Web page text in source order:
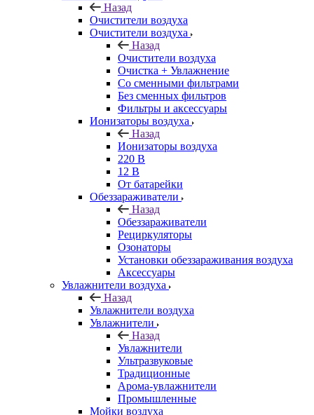
Назад
Очистители воздуха
Очистители воздуха
Назад
Очистители воздуха
Очистка + Увлажнение
Cо сменными фильтрами
Без сменных фильтров
Фильтры и аксессуары
Ионизаторы воздуха
Назад
Ионизаторы воздуха
220 В
12 В
От батарейки
Обеззараживатели
Назад
Обеззараживатели
Рециркуляторы
Озонаторы
Установки обеззараживания воздуха
Аксессуары
Увлажнители воздуха
Назад
Увлажнители воздуха
Увлажнители
Назад
Увлажнители
Ультразвуковые
Традиционные
Арома-увлажнители
Промышленные
Мойки воздуха